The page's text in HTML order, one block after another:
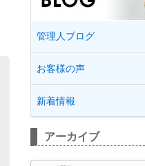
管理人ブログ
お客様の声
新着情報
アーカイブ